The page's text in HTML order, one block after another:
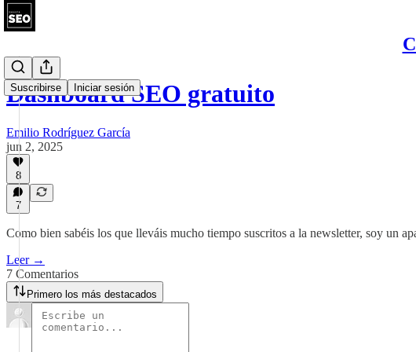
Suscribirse Iniciar sesión
Dashboard SEO gratuito
Emilio Rodríguez García
jun 2, 2025
8
7
Como bien sabéis los que lleváis mucho tiempo suscritos a la newsletter, soy un
Leer →
7 Comentarios
Primero los más destacados